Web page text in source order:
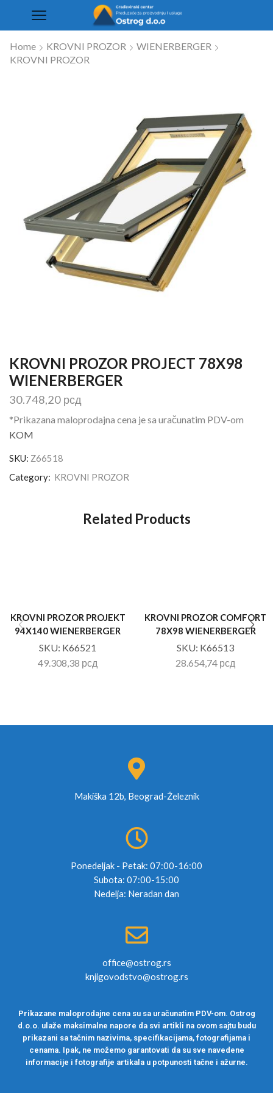
Home KROVNI PROZOR
WIENERBERGER
KROVNI PROZOR
KROVNI PROZOR PROJECT 78X98
WIENERBERGER
30.748,20 рсд
*Prikazana maloprodajna cena je sa uračunatim PDV-om
KOM
SKU: Z66518
Category: KROVNI PROZOR
Related Products
KROVNI PROZOR PROJEKT
94X140 WIENERBERGER
SKU: K66521
49.308,38 рсд
KROVNI PROZOR COMFORT
78X98 WIENERBERGER
SKU: K66513
28.654,74 рсд
Makiška 12b, Beograd-Železnik
Ponedeljak - Petak: 07:00-16:00
Subota: 07:00-15:00
Nedelja: Neradan dan
office@ostrog.rs
knjigovodstvo@ostrog.rs
Prikazane maloprodajne cena su sa uračunatim PDV-om. Ostrog
d.o.o. ulaže maksimalne napore da svi artikli na ovom sajtu budu
prikazani sa tačnim nazivima, specifikacijama, fotografijama i
cenama. Ipak, ne možemo garantovati da su sve navedene
informacije i fotografije artikala u potpunosti tačne i ažurne.